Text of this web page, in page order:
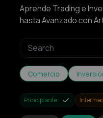
Aprende Trading e
hasta Avanzado con
Comercio
Principiante